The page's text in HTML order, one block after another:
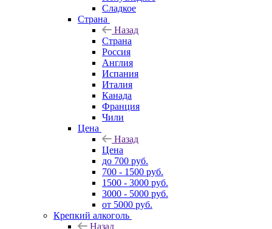
Сладкое
Страна
Назад
Страна
Россия
Англия
Испания
Италия
Канада
Франция
Чили
Цена
Назад
Цена
до 700 руб.
700 - 1500 руб.
1500 - 3000 руб.
3000 - 5000 руб.
от 5000 руб.
Крепкий алкоголь
Назад